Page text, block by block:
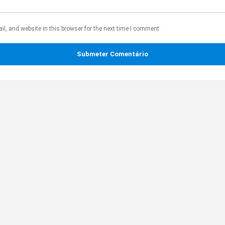
and website in this browser for the next time I comment.
Submeter Comentário